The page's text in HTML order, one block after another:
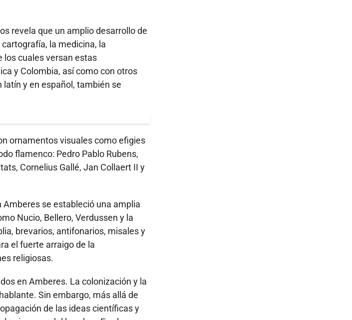
revela que un amplio desarrollo de
la medicina, la
los cuales versan estas
y Colombia, así como con otros
y en español, también se
ornamentos visuales como efigies
flamenco: Pedro Pablo Rubens,
Cornelius Gallé, Jan Collaert II y
Amberes se estableció una amplia
Nucio, Bellero, Verdussen y la
brevarios, antifonarios, misales y
el fuerte arraigo de la
religiosas.
en Amberes. La colonización y la
Sin embargo, más allá de
de las ideas científicas y